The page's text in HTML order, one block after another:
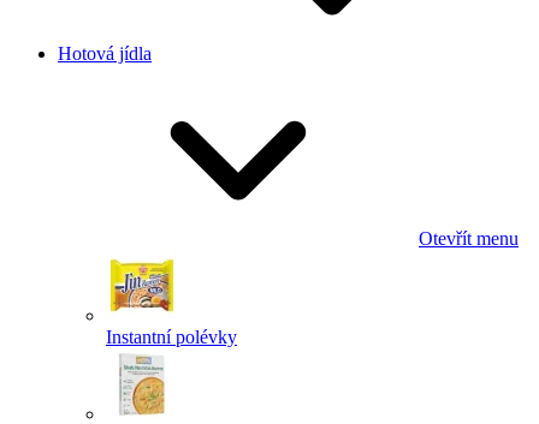
Hotová jídla
Otevřít menu
Instantní polévky